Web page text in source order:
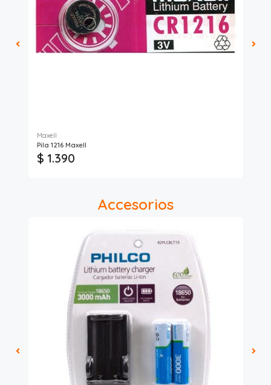
Maxell
Pila 1216 Maxell
$ 1.390
Accesorios